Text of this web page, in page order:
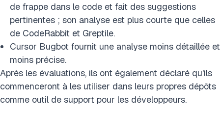
de frappe dans le code et fait des suggestions
pertinentes ; son analyse est plus courte que celles
de CodeRabbit et Greptile.
Cursor Bugbot fournit une analyse moins détaillée et
moins précise.
Après les évaluations, ils ont également déclaré qu'ils
commenceront à les utiliser dans leurs propres dépôts
comme outil de support pour les développeurs.